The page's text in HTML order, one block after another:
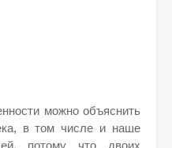
можно объяснить
в том числе и наше
потому что двоих